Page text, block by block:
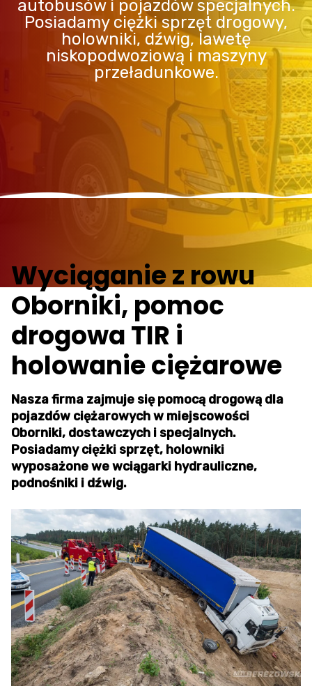
autobusów i pojazdów specjalnych.
Posiadamy ciężki sprzęt drogowy,
holowniki, dźwig, lawetę
niskopodwoziową i maszyny
przeładunkowe.
Wyciąganie z rowu
Oborniki, pomoc
drogowa TIR i
holowanie ciężarowe
Nasza firma zajmuje się pomocą drogową dla
pojazdów ciężarowych w miejscowości
Oborniki, dostawczych i specjalnych.
Posiadamy ciężki sprzęt, holowniki
wyposażone we wciągarki hydrauliczne,
podnośniki i dźwig.